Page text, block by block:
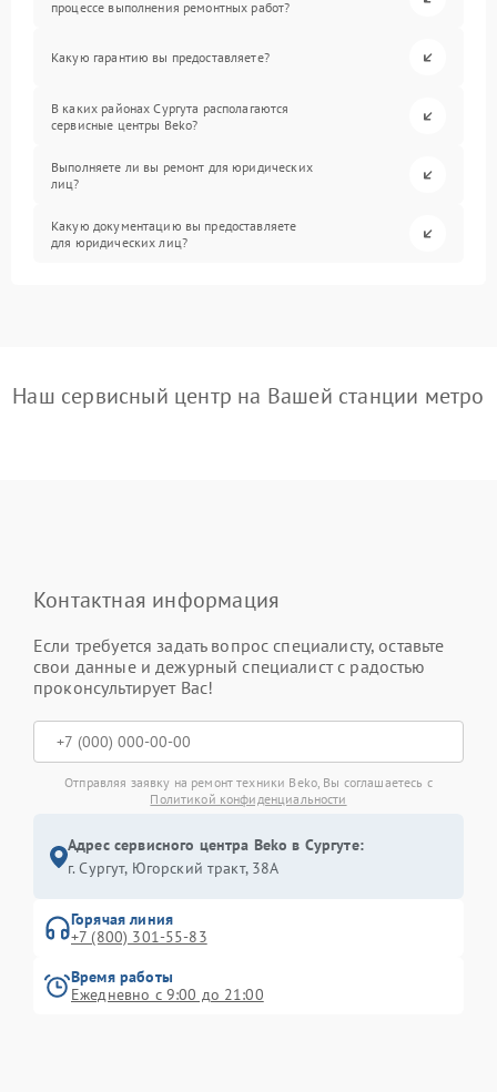
процессе выполнения ремонтных работ?
Какую гарантию вы предоставляете?
В каких районах Сургута располагаются
сервисные центры Beko?
Выполняете ли вы ремонт для юридических
лиц?
Какую документацию вы предоставляете
для юридических лиц?
Наш сервисный центр на Вашей станции метро
Контактная информация
Если требуется задать вопрос специалисту, оставьте
свои данные и дежурный специалист с радостью
проконсультирует Вас!
Отправляя заявку на ремонт техники Beko, Вы соглашаетесь с
Политикой конфиденциальности
Адрес сервисного центра Beko в Сургуте:
г. Сургут, Югорский тракт, 38А
Горячая линия
+7 (800) 301-55-83
Время работы
Ежедневно с 9:00 до 21:00